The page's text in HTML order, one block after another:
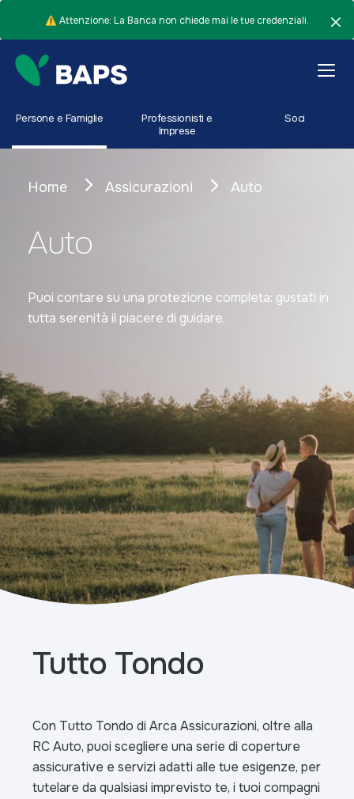
⚠️ Attenzione: La Banca non chiede mai le tue credenziali.
Persone e Famiglie
Professionisti e
Imprese
Soci
Home Assicurazioni Auto
Auto
Puoi contare su una protezione completa: gustati in
tutta serenità il piacere di guidare.
Tutto Tondo
Con Tutto Tondo di Arca Assicurazioni, oltre alla
RC Auto, puoi scegliere una serie di coperture
assicurative e servizi adatti alle tue esigenze, per
tutelare da qualsiasi imprevisto te, i tuoi compagni